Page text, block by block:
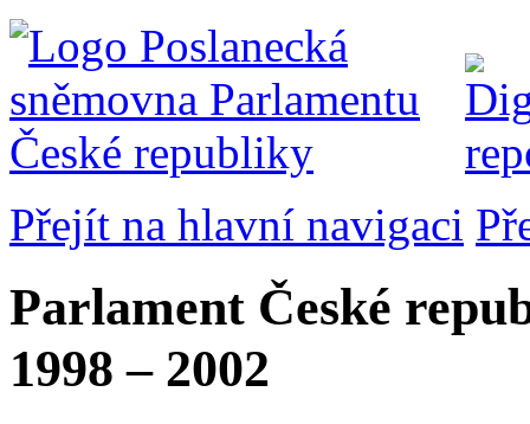
Přejít na hlavní navigaci
Parlament České
1998 – 2002